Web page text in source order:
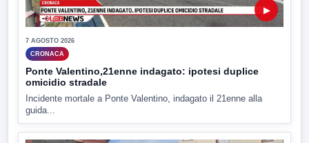
▶
7 AGOSTO 2026
CRONACA
Ponte Valentino,21enne indagato: ipotesi duplice
omicidio stradale
Incidente mortale a Ponte Valentino, indagato il 21enne alla
guida...